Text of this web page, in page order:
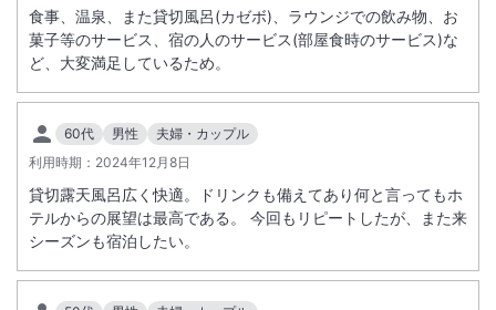
食事、温泉、また貸切風呂(カゼボ)、ラウンジでの飲み物、お
菓子等のサービス、宿の人のサービス(部屋食時のサービス)な
ど、大変満足しているため。
60代 男性
夫婦・カップル
利用時期： 2024年12月8日
貸切露天風呂広く快適。ドリンクも備えてあり何と言ってもホ
テルからの展望は最高である。 今回もリピートしたが、また来
シーズンも宿泊したい。